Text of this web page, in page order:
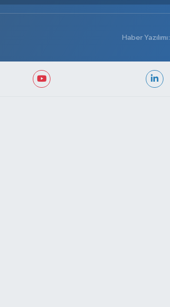
Haber Yazılımı: